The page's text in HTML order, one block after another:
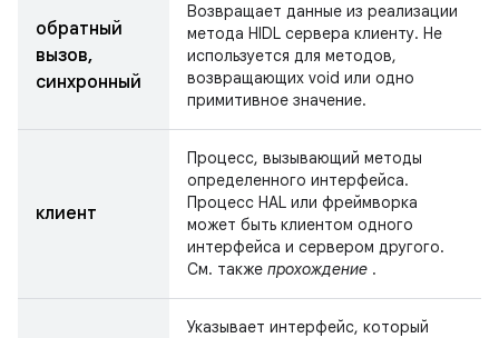
обратный
вызов,
синхронный
Возвращает данные из реализации
метода HIDL сервера клиенту. Не
используется для методов,
возвращающих void или одно
примитивное значение.
клиент
Процесс, вызывающий методы
определенного интерфейса.
Процесс HAL или фреймворка
может быть клиентом одного
интерфейса и сервером другого.
См. также прохождение .
Указывает интерфейс, который